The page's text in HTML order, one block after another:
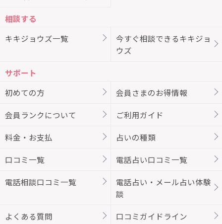
相談する
キキジョウズ一覧
今すぐ相談できるキキジョ
ウズ
サポート
初めての方
会員さまのお得情報
会員ランクについて ご利用ガイド
料金・お支払 占いの種類
口コミ一覧 電話占い口コミ一覧
電話相談口コミ一覧
電話占い・メール占い体験
談
よくある質問 口コミガイドライン